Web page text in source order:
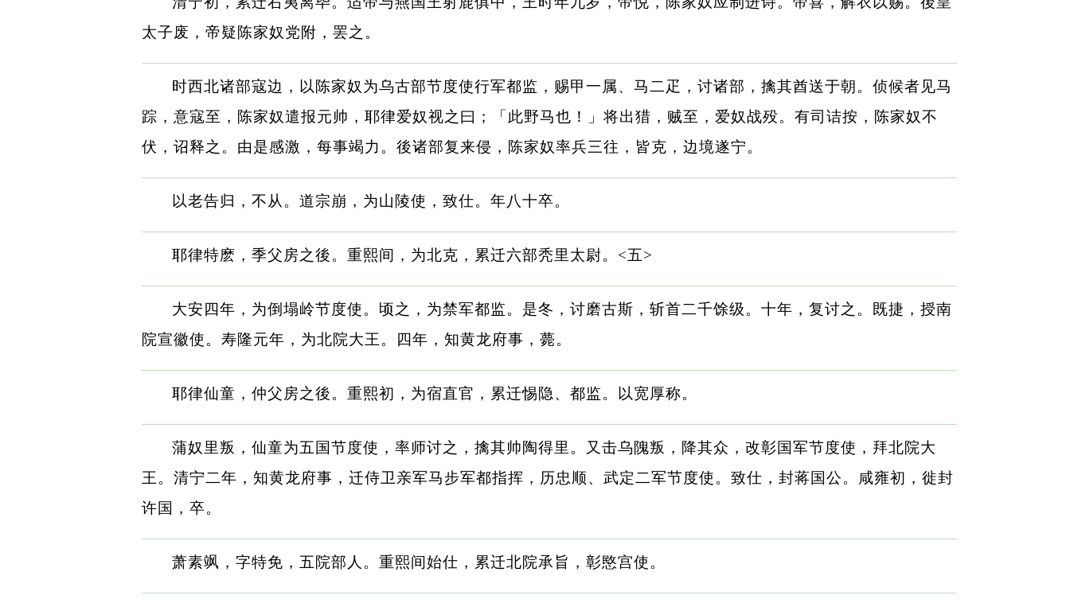
太子废，帝疑陈家奴党附，罢之。
时西北诸部寇边，以陈家奴为乌古部节度使行军都监，赐甲一属、马二疋，讨诸部，擒其酋送于朝。侦候者见马
踪，意寇至，陈家奴遣报元帅，耶律爱奴视之曰；「此野马也！」将出猎，贼至，爱奴战殁。有司诘按，陈家奴不
伏，诏释之。由是感激，每事竭力。後诸部复来侵，陈家奴率兵三往，皆克，边境遂宁。
以老告归，不从。道宗崩，为山陵使，致仕。年八十卒。
耶律特麽，季父房之後。重熙间，为北克，累迁六部秃里太尉。<五>
大安四年，为倒塌岭节度使。顷之，为禁军都监。是冬，讨磨古斯，斩首二千馀级。十年，复讨之。既捷，授南
院宣徽使。寿隆元年，为北院大王。四年，知黄龙府事，薨。
耶律仙童，仲父房之後。重熙初，为宿直官，累迁惕隐、都监。以宽厚称。
蒲奴里叛，仙童为五国节度使，率师讨之，擒其帅陶得里。又击乌隗叛，降其众，改彰国军节度使，拜北院大
王。清宁二年，知黄龙府事，迁侍卫亲军马步军都指挥，历忠顺、武定二军节度使。致仕，封蒋国公。咸雍初，徙封
许国，卒。
萧素飒，字特免，五院部人。重熙间始仕，累迁北院承旨，彰愍宫使。